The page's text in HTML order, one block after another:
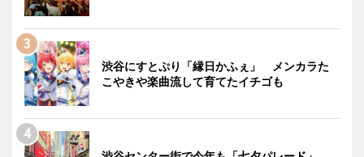
渋谷にすとぷり「縁日かふぇ」 メンカラた
こやきや楽曲流して育てたイチゴも